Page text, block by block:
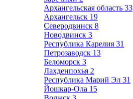
Архангельская область 33
Архангельск 19
Северодвинск 8
Новодвинск 3
Республика Карелия 31
Петрозаводск 13
Беломорск 3
Лахденпохья 2
Республика Марий Эл 31
Йошкар-Ола 15